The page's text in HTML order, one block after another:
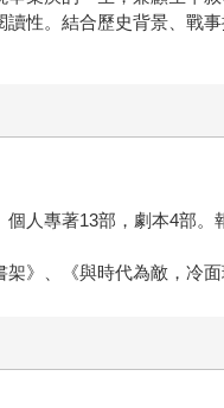
性。結合歷史背景、戰
人專著13部，劇本4部。
》、《與時代為敵，冷面